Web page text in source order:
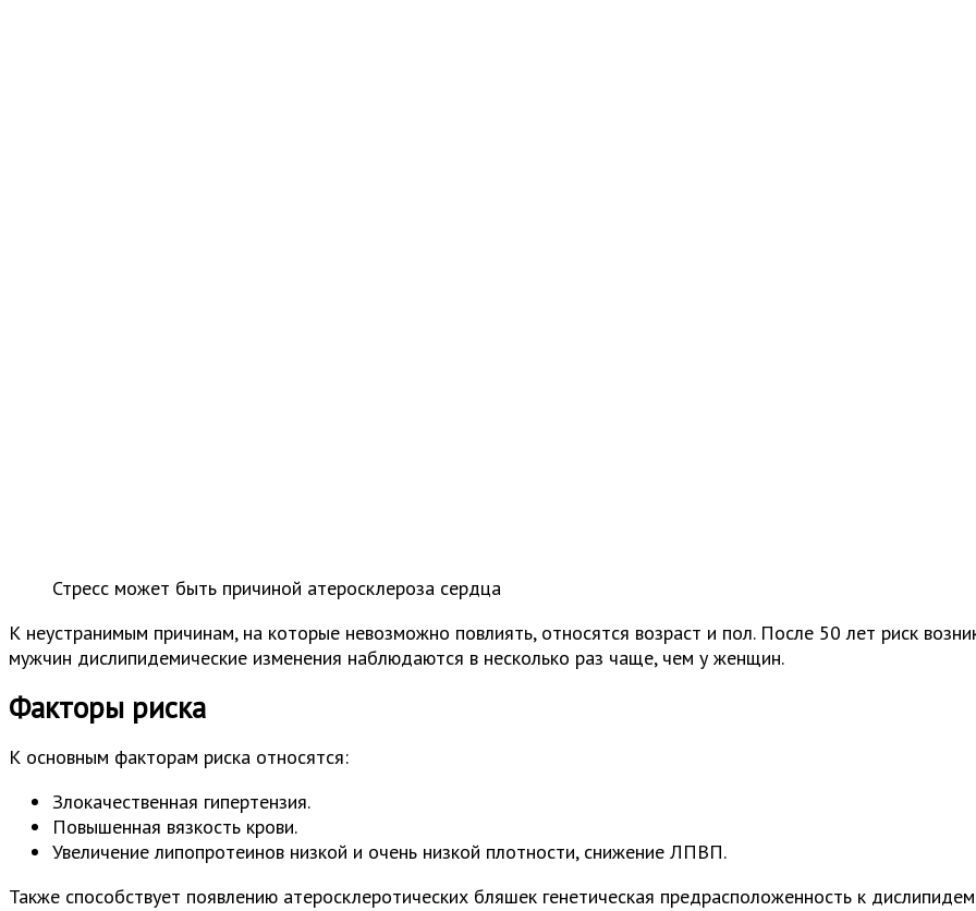
Стресс может быть причиной атеросклероза сердца
К неустранимым причинам, на которые невозможно повлиять, относятся возраст и пол. После 50 лет риск
мужчин дислипидемические изменения наблюдаются в несколько раз чаще, чем у женщин.
Факторы риска
К основным факторам риска относятся:
Злокачественная гипертензия.
Повышенная вязкость крови.
Увеличение липопротеинов низкой и очень низкой плотности, снижение ЛПВП.
Также способствует появлению атеросклеротических бляшек генетическая предрасположенность к